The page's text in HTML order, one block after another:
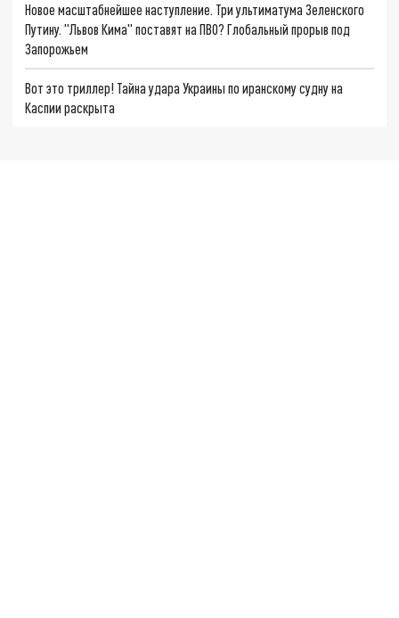
Новое масштабнейшее наступление. Три ультиматума Зеленского
Путину. "Львов Кима" поставят на ПВО? Глобальный прорыв под
Запорожьем
Вот это триллер! Тайна удара Украины по иранскому судну на
Каспии раскрыта